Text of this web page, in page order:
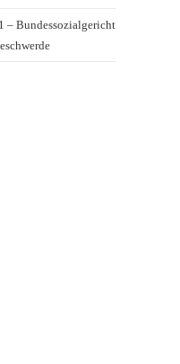
– Bundessozialgericht